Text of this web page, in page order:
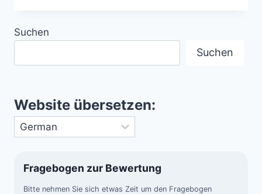
Suchen
Suchen
Website übersetzen:
Fragebogen zur Bewertung
Bitte nehmen Sie sich etwas Zeit um den Fragebogen